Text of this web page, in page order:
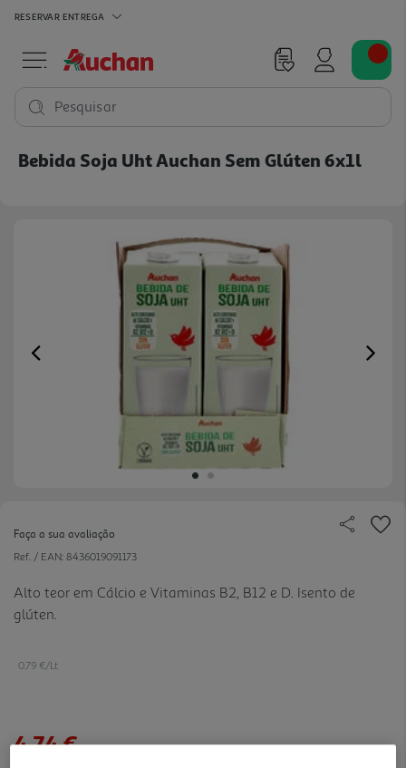
RESERVAR ENTREGA
Pesquisar
Bebida Soja Uht Auchan Sem Glúten 6x1l
Previous
Faça a sua avaliação
Ref. / EAN: 8436019091173
Alto teor em Cálcio e Vitaminas B2, B12 e D. Isento de
glúten.
0.79 €/Lt
4,74 €